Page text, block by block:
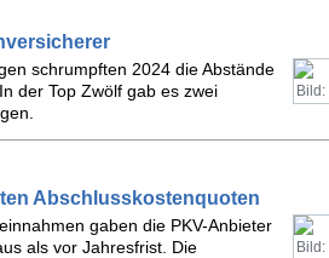
schrumpften 2024 die Abstände
der Top Zwölf gab es zwei
Abschlusskostenquoten
gaben die PKV-Anbieter
als vor Jahresfrist. Die